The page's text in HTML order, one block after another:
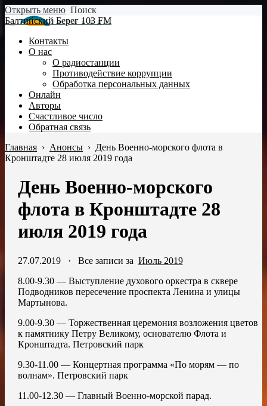
Открыть меню Поиск
Балтийский Берег 103 FM
Контакты
О нас
О радиостанции
Противодействие коррупции
Обработка персональных данных
Онлайн
Авторы
Счастливое число
Обратная связь
Главная › Анонсы › День Военно-морского флота в
Кронштадте 28 июля 2019 года
День Военно-морского
флота в Кронштадте 28
июля 2019 года
27.07.2019· Все записи за Июль 2019
8.00-9.30 — Выступление духового оркестра в сквере
Подводников пересечение проспекта Ленина и улицы
Мартынова.
9.00-9.30 — Торжественная церемония возложения цветов
к памятнику Петру Великому, основателю Флота и
Кронштадта. Петровский парк
9.30-11.00 — Концертная программа «По морям — по
волнам». Петровский парк
11.00-12.30 — Главный Военно-морской парад.